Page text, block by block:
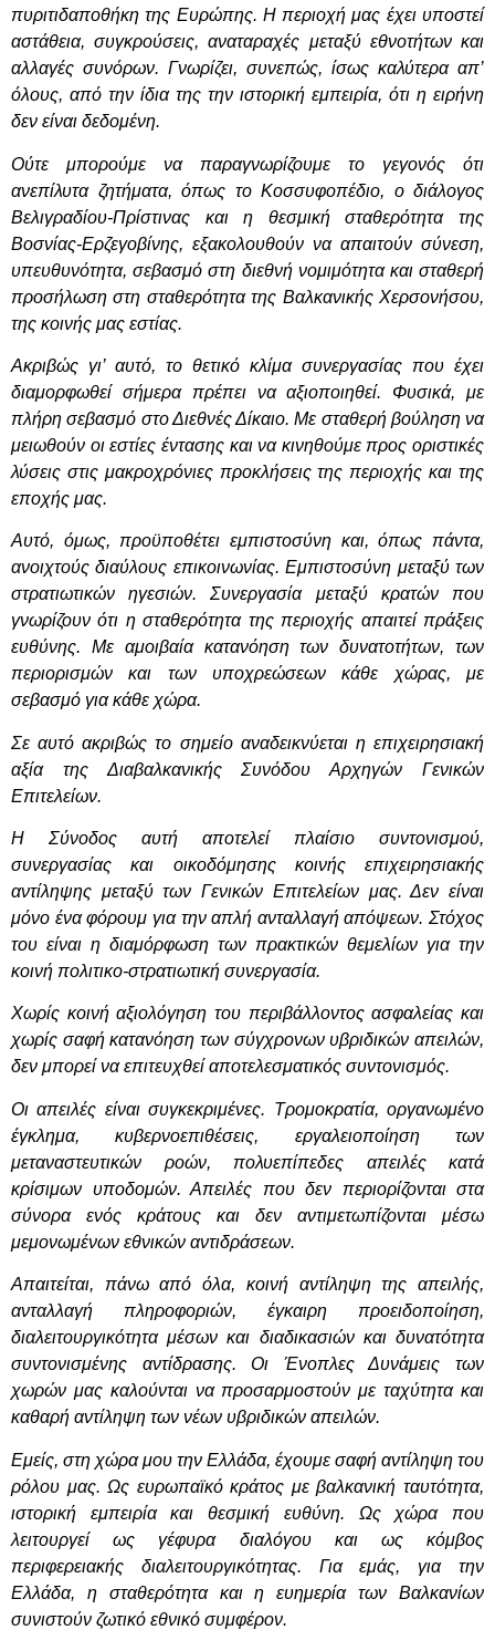
πυριτιδαποθήκη της Ευρώπης. Η περιοχή μας έχει υποστεί
αστάθεια, συγκρούσεις, αναταραχές μεταξύ εθνοτήτων και
αλλαγές συνόρων. Γνωρίζει, συνεπώς, ίσως καλύτερα απ’
όλους, από την ίδια της την ιστορική εμπειρία, ότι η ειρήνη
δεν είναι δεδομένη.
Ούτε μπορούμε να παραγνωρίζουμε το γεγονός ότι
ανεπίλυτα ζητήματα, όπως το Κοσσυφοπέδιο, ο διάλογος
Βελιγραδίου-Πρίστινας και η θεσμική σταθερότητα της
Βοσνίας-Ερζεγοβίνης, εξακολουθούν να απαιτούν σύνεση,
υπευθυνότητα, σεβασμό στη διεθνή νομιμότητα και σταθερή
προσήλωση στη σταθερότητα της Βαλκανικής Χερσονήσου,
της κοινής μας εστίας.
Ακριβώς γι’ αυτό, το θετικό κλίμα συνεργασίας που έχει
διαμορφωθεί σήμερα πρέπει να αξιοποιηθεί. Φυσικά, με
πλήρη σεβασμό στο Διεθνές Δίκαιο. Με σταθερή βούληση να
μειωθούν οι εστίες έντασης και να κινηθούμε προς οριστικές
λύσεις στις μακροχρόνιες προκλήσεις της περιοχής και της
εποχής μας.
Αυτό, όμως, προϋποθέτει εμπιστοσύνη και, όπως πάντα,
ανοιχτούς διαύλους επικοινωνίας. Εμπιστοσύνη μεταξύ των
στρατιωτικών ηγεσιών. Συνεργασία μεταξύ κρατών που
γνωρίζουν ότι η σταθερότητα της περιοχής απαιτεί πράξεις
ευθύνης. Με αμοιβαία κατανόηση των δυνατοτήτων, των
περιορισμών και των υποχρεώσεων κάθε χώρας, με
σεβασμό για κάθε χώρα.
Σε αυτό ακριβώς το σημείο αναδεικνύεται η επιχειρησιακή
αξία της Διαβαλκανικής Συνόδου Αρχηγών Γενικών
Επιτελείων.
Η Σύνοδος αυτή αποτελεί πλαίσιο συντονισμού,
συνεργασίας και οικοδόμησης κοινής επιχειρησιακής
αντίληψης μεταξύ των Γενικών Επιτελείων μας. Δεν είναι
μόνο ένα φόρουμ για την απλή ανταλλαγή απόψεων. Στόχος
του είναι η διαμόρφωση των πρακτικών θεμελίων για την
κοινή πολιτικο-στρατιωτική συνεργασία.
Χωρίς κοινή αξιολόγηση του περιβάλλοντος ασφαλείας και
χωρίς σαφή κατανόηση των σύγχρονων υβριδικών απειλών,
δεν μπορεί να επιτευχθεί αποτελεσματικός συντονισμός.
Οι απειλές είναι συγκεκριμένες. Τρομοκρατία, οργανωμένο
έγκλημα, κυβερνοεπιθέσεις, εργαλειοποίηση των
μεταναστευτικών ροών, πολυεπίπεδες απειλές κατά
κρίσιμων υποδομών. Απειλές που δεν περιορίζονται στα
σύνορα ενός κράτους και δεν αντιμετωπίζονται μέσω
μεμονωμένων εθνικών αντιδράσεων.
Απαιτείται, πάνω από όλα, κοινή αντίληψη της απειλής,
ανταλλαγή πληροφοριών, έγκαιρη προειδοποίηση,
διαλειτουργικότητα μέσων και διαδικασιών και δυνατότητα
συντονισμένης αντίδρασης. Οι Ένοπλες Δυνάμεις των
χωρών μας καλούνται να προσαρμοστούν με ταχύτητα και
καθαρή αντίληψη των νέων υβριδικών απειλών.
Εμείς, στη χώρα μου την Ελλάδα, έχουμε σαφή αντίληψη του
ρόλου μας. Ως ευρωπαϊκό κράτος με βαλκανική ταυτότητα,
ιστορική εμπειρία και θεσμική ευθύνη. Ως χώρα που
λειτουργεί ως γέφυρα διαλόγου και ως κόμβος
περιφερειακής διαλειτουργικότητας. Για εμάς, για την
Ελλάδα, η σταθερότητα και η ευημερία των Βαλκανίων
συνιστούν ζωτικό εθνικό συμφέρον.